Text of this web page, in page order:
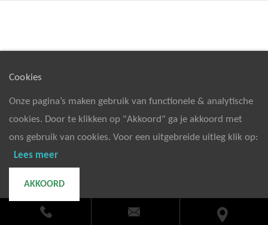
Cookies
Onze pagina’s maken gebruik van functionele & analytische
cookies. Door te klikken op "Akkoord" ga je akkoord met
ons gebruik van cookies. Voor een uitgebreide uitleg klik op:
Lees meer
AKKOORD